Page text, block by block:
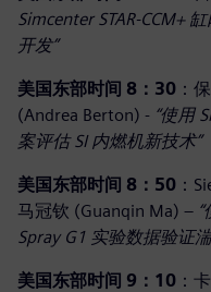
Simcenter STAR-CCM+
开发”
美国东部时间 8：30 ：
(Andrea Berton) - “使用
案评估 SI 内燃机新技术”
美国东部时间 8：50 ：
马冠钦 (Guanqin Ma) –
Spray G1 实验数据验证
美国东部时间 9：10 ：